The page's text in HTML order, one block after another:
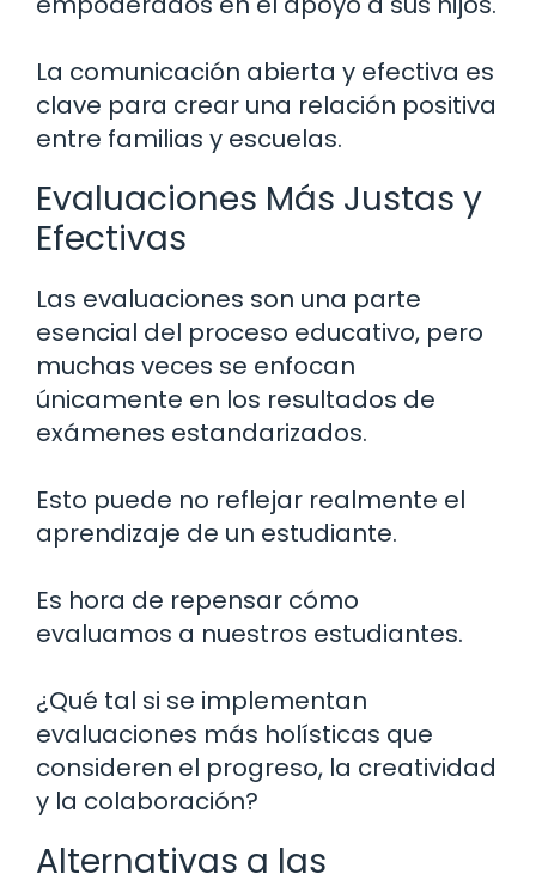
La comunicación abierta y efectiva es
clave para crear una relación positiva
entre familias y escuelas.
Evaluaciones Más Justas y
Efectivas
Las evaluaciones son una parte
esencial del proceso educativo, pero
muchas veces se enfocan
únicamente en los resultados de
exámenes estandarizados.
Esto puede no reflejar realmente el
aprendizaje de un estudiante.
Es hora de repensar cómo
evaluamos a nuestros estudiantes.
¿Qué tal si se implementan
evaluaciones más holísticas que
consideren el progreso, la creatividad
y la colaboración?
Alternativas a las